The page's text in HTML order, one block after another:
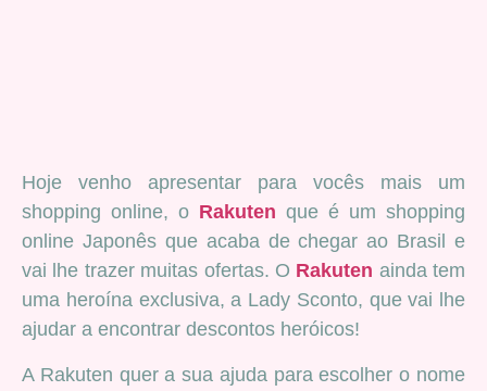
Hoje venho apresentar para vocês mais um
shopping online, o Rakuten que é um shopping
online Japonês que acaba de chegar ao Brasil e
vai lhe trazer muitas ofertas. O Rakuten ainda tem
uma heroína exclusiva, a Lady Sconto, que vai lhe
ajudar a encontrar descontos heróicos!
A Rakuten quer a sua ajuda para escolher o nome